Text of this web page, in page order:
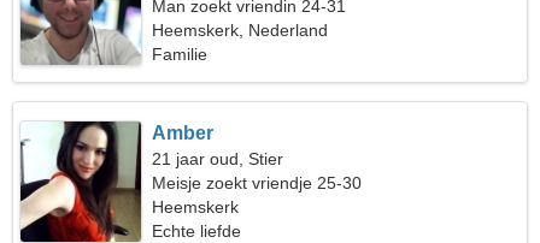
Man zoekt vriendin 24-31
Heemskerk, Nederland
Familie
Amber
21 jaar oud, Stier
Meisje zoekt vriendje 25-30
Heemskerk
Echte liefde